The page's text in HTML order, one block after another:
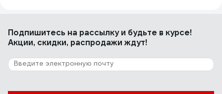
Подпишитесь на рассылкуи будьте в курсе!
Акции, скидки, распродажи ждут!